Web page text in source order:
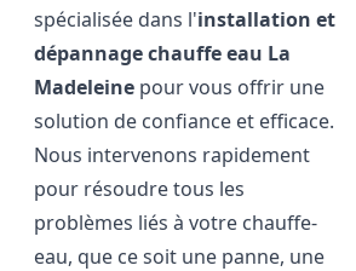
spécialisée dans l'installation et
dépannage chauffe eau La
Madeleine pour vous offrir une
solution de confiance et efficace.
Nous intervenons rapidement
pour résoudre tous les
problèmes liés à votre chauffe-
eau, que ce soit une panne, une